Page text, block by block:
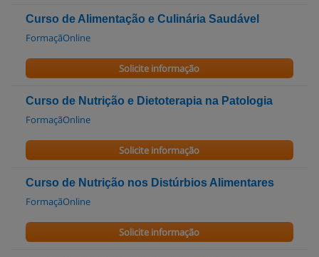
Curso de Alimentação e Culinária Saudável
FormaçãOnline
Solicite informação
Curso de Nutrição e Dietoterapia na Patologia
FormaçãOnline
Solicite informação
Curso de Nutrição nos Distúrbios Alimentares
FormaçãOnline
Solicite informação